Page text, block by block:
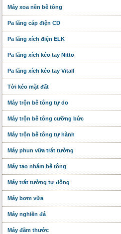
Máy xoa nền bê tông
Pa lăng cáp điện CD
Pa lăng xích điện ELK
Pa lăng xích kéo tay Nitto
Pa lăng xích kéo tay Vitall
Tời kéo mặt đất
Máy trộn bê tông tự do
Máy trộn bê tông cưỡng bức
Máy trộn bê tông tự hành
Máy phun vữa trát tường
Máy tạo nhám bê tông
Máy trát tường tự động
Máy bơm vữa
Máy nghiền đá
Máy đầm thước